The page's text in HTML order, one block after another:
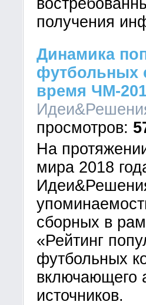
получения
Динамика
футбольных
время ЧМ-
На
мира 2018
сборных в
«Рейтинг
футбольных
включающего
источников.